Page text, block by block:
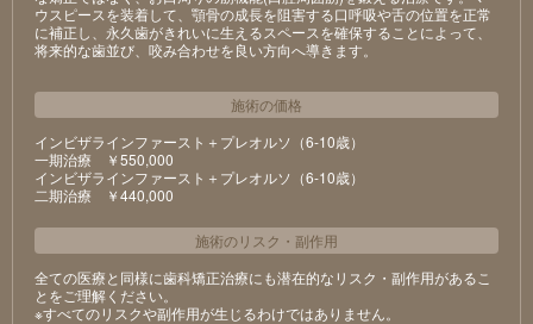
ウスピースを装着して、顎骨の成長を阻害する口呼吸や舌の位置を正常
に補正し、永久歯がきれいに生えるスペースを確保することによって、
将来的な歯並び、咬み合わせを良い方向へ導きます。
施術の価格
インビザラインファースト＋プレオルソ（6-10歳）
⼀期治療 ￥550,000
インビザラインファースト＋プレオルソ（6-10歳）
⼆期治療 ￥440,000
施術のリスク ・ 副作用
全ての医療と同様に歯科矯正治療にも潜在的なリスク・副作用があるこ
とをご理解ください。
※すべてのリスクや副作用が生じるわけではありません。